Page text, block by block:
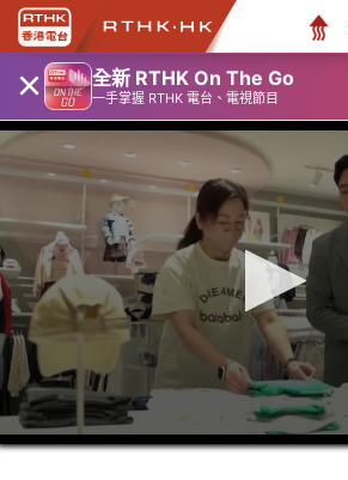
× 全新 RTHK On The Go
一手掌握 RTHK 電台、電視節目
0
seconds